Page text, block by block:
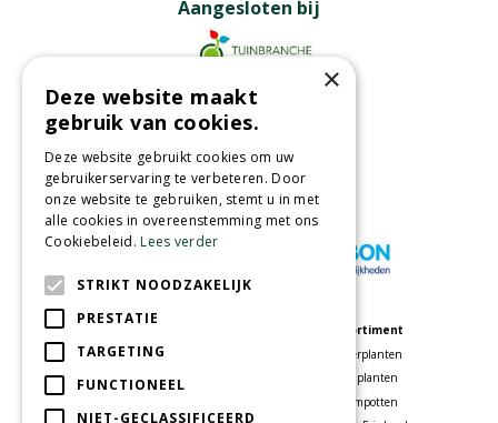
Aangesloten bij
Partners
Wij accepteren
Tuincentrum
Speelparadijs
Assortiment
Kamerplanten
Tuinplanten
Bloempotten
×
Deze website maakt
gebruik van cookies.
Deze website gebruikt cookies om uw
gebruikerservaring te verbeteren. Door
onze website te gebruiken, stemt u in met
alle cookies in overeenstemming met ons
Cookiebeleid.Lees verder
STRIKT NOODZAKELIJK
PRESTATIE
TARGETING
FUNCTIONEEL
NIET-GECLASSIFICEERD